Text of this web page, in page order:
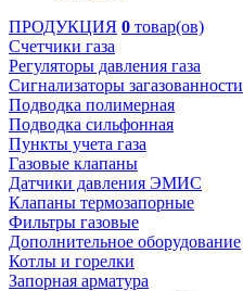
ПРОДУКЦИЯ 0 товар(ов)
Счетчики газа
Регуляторы давления газа
Сигнализаторы загазованности
Подводка полимерная
Подводка сильфонная
Пункты учета газа
Газовые клапаны
Датчики давления ЭМИС
Клапаны термозапорные
Фильтры газовые
Дополнительное оборудование
Котлы и горелки
Запорная арматура